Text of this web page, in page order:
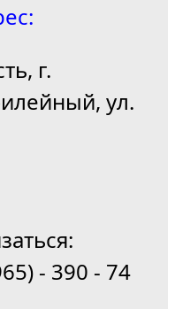
г.
ул.
- 390 - 74